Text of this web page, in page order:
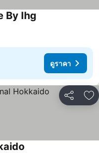
By Ihg
ดูราคา
แชร์ เ